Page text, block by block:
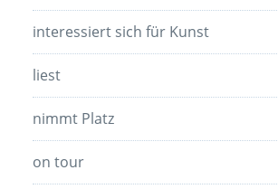
interessiert sich für Kunst
liest
nimmt Platz
on tour